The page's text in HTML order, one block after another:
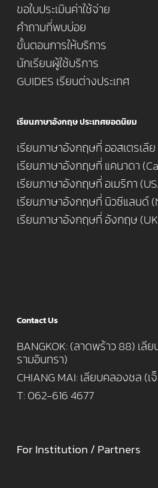
ขอใบประเมินค่าใช้จ่าย
คำถามที่พบบ่อย
ขั้นตอนการให้บริการ
นักเรียนผู้ใช้บริการ
GUIDES เรียนต่างประเทศ
เรียนภาษาอังกฤษ ประเทศยอดนิยม
เรียนภาษาอังกฤษที่ ออสเตรเลี
เรียนภาษาอังกฤษที่ แคนาดา
เรียนภาษาอังกฤษที่ อเมริกา
เรียนภาษาอังกฤษที่ นิวซีแลนด์
เรียนภาษาอังกฤษที่ อังกฤษ
Contact Us
BANGKOK: (ลาดพร้าว 88) เลี
รามอินทรา)
CHIANG MAI: เลียบคลองชล (
T: 062-616 4677
For Institution / Partners